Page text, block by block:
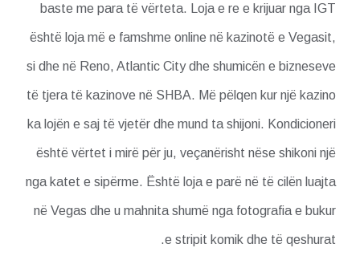
baste me para të vërteta. Loja e re e krijuar nga IGT
është loja më e famshme online në kazinotë e Vegasit,
si dhe në Reno, Atlantic City dhe shumicën e bizneseve
të tjera të kazinove në SHBA. Më pëlqen kur një kazino
ka lojën e saj të vjetër dhe mund ta shijoni. Kondicioneri
është vërtet i mirë për ju, veçanërisht nëse shikoni një
nga katet e sipërme. Është loja e parë në të cilën luajta
në Vegas dhe u mahnita shumë nga fotografia e bukur
e stripit komik dhe të qeshurat.